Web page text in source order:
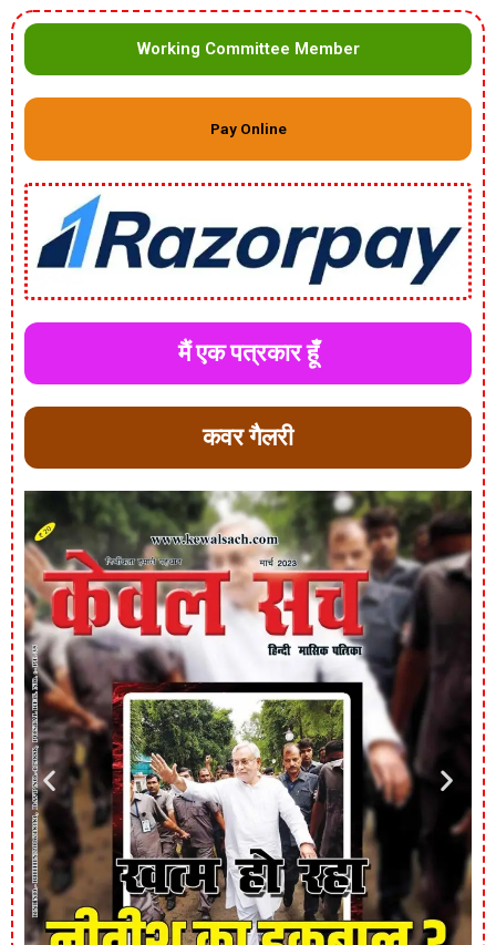
Working Committee Member
Pay Online
मैं एक पत्रकार हूँ
कवर गैलरी